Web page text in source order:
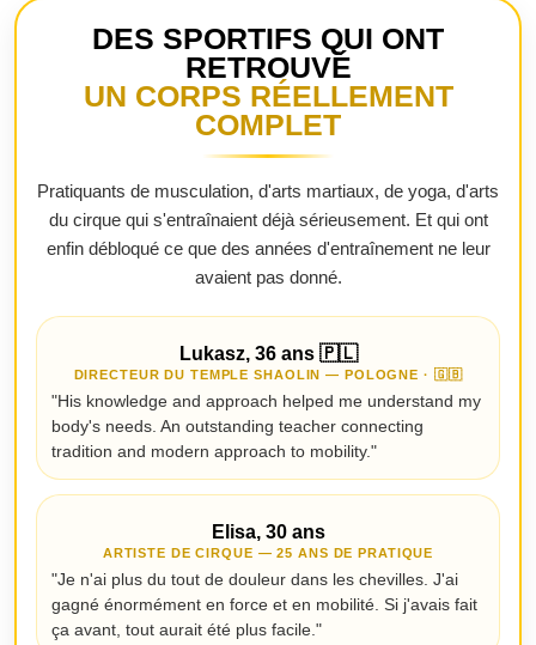
DES SPORTIFS QUI ONT
RETROUVÉ
UN CORPS RÉELLEMENT
COMPLET
Pratiquants de musculation, d'arts martiaux, de yoga, d'arts
du cirque qui s'entraînaient déjà sérieusement. Et qui ont
enfin débloqué ce que des années d'entraînement ne leur
avaient pas donné.
Lukasz, 36 ans 🇵🇱
DIRECTEUR DU TEMPLE SHAOLIN — POLOGNE · 🇬🇧
"His knowledge and approach helped me understand my
body's needs. An outstanding teacher connecting
tradition and modern approach to mobility."
Elisa, 30 ans
ARTISTE DE CIRQUE — 25 ANS DE PRATIQUE
"Je n'ai plus du tout de douleur dans les chevilles. J'ai
gagné énormément en force et en mobilité. Si j'avais fait
ça avant, tout aurait été plus facile."